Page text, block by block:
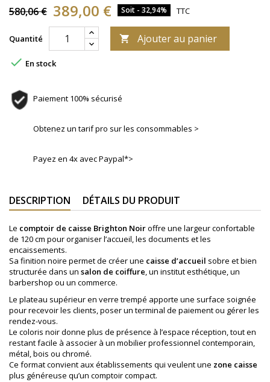
580,06 € 389,00 € Soit - 32,94% TTC
Quantité  Ajouter au panier
 En stock
Paiement 100% sécurisé
Obtenez un tarif pro sur les consommables >
Payez en 4x avec Paypal*>
DESCRIPTION DÉTAILS DU PRODUIT
Le comptoir de caisse Brighton Noiroffre une largeur confortable
de 120 cm pour organiser l’accueil, les documents et les
encaissements.
Sa finition noire permet de créer une caisse d’accueil sobre et bien
structurée dans un salon de coiffure, un institut esthétique, un
barbershop ou un commerce.
Le plateau supérieur en verre trempé apporte une surface soignée
pour recevoir les clients, poser un terminal de paiement ou gérer les
rendez-vous.
Le coloris noir donne plus de présence à l’espace réception, tout en
restant facile à associer à un mobilier professionnel contemporain,
métal, bois ou chromé.
Ce format convient aux établissements qui veulent une zone caisse
plus généreuse qu’un comptoir compact.